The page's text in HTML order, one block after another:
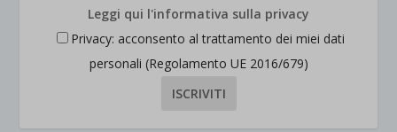
Leggi qui l'informativa sulla privacy
Privacy: acconsento al trattamento dei miei dati
personali (Regolamento UE 2016/679)